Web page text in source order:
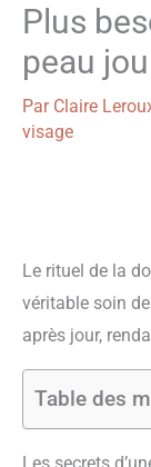
Plus
peau
Par Claire
visage
Le rituel de la
véritable soin
après jour,
Table des
Les secrets